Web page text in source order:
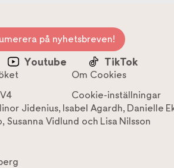
på nyhetsbreven!
Youtube TikTok
Om Cookies
Cookie-inställningar
Jidenius, Isabel Agardh, Danielle
, Susanna Vidlund och Lisa Nilsson